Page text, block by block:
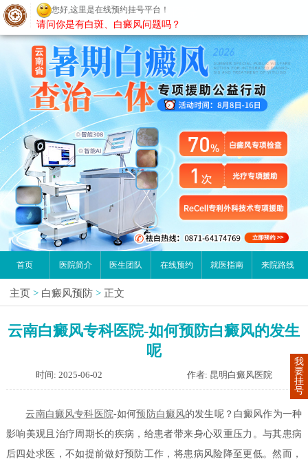
昆明白癜风医院
首页 医院简介 医生团队 在线预约 就医指南 来院路线
主页 > 白癜风预防 > 正文
云南白癜风专科医院-如何预防白癜风的发生
呢
时间: 2025-06-02 作者: 昆明白癜风医院
云南白癜风专科医院-如何预防白癜风的发生呢？白癜风作为一种
影响美观且治疗周期长的疾病，给患者带来身心双重压力。与其患病
后四处求医，不如提前做好预防工作，将患病风险降至更低。然而，
我
要
挂
号
您好,这里是在线预约挂号平台！
请问你是有白斑、白癜风问题吗？